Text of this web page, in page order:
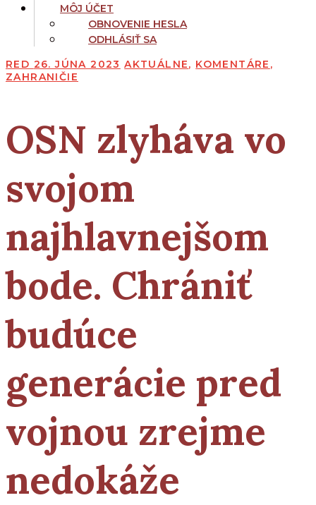
MÔJ ÚČET
OBNOVENIE HESLA
ODHLÁSIŤ SA
RED 26. JÚNA 2023 AKTUÁLNE, KOMENTÁRE ,
ZAHRANIČIE
OSN zlyháva vo
svojom
najhlavnejšom
bode. Chrániť
budúce
generácie pred
vojnou zrejme
nedokáže